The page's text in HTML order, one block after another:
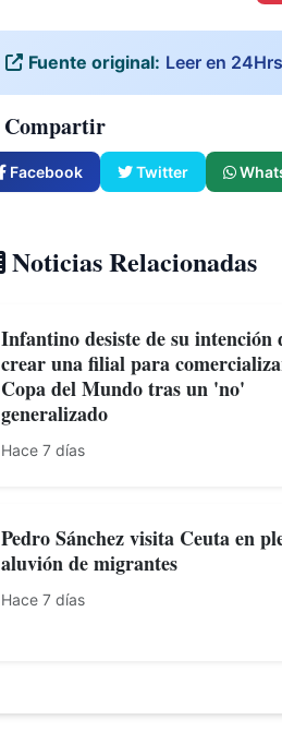
Fuente original: Leer en
Compartir
Facebook Twitter
Noticias Relacionadas
Infantino desiste de su intención
crear una filial para
Copa del Mundo tras un 'no'
generalizado
Hace 7 días
Pedro Sánchez visita Ceuta en
aluvión de migrantes
Hace 7 días